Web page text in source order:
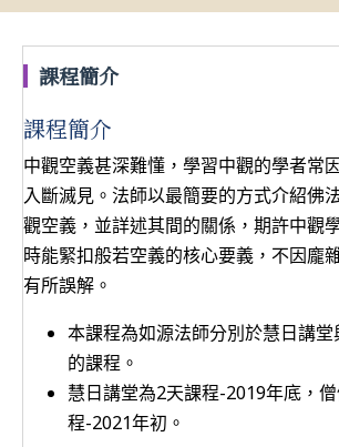
課程簡介
課程簡介
中觀空義甚深難懂，學習中觀的學者常
入斷滅見。法師以最簡要的方式介紹佛
觀空義，並詳述其間的關係，期許中觀
時能緊扣般若空義的核心要義，不因龐
有所誤解。
本課程為如源法師分別於慧日講
的課程。
慧日講堂為2天課程-2019年底，
程-2021年初。